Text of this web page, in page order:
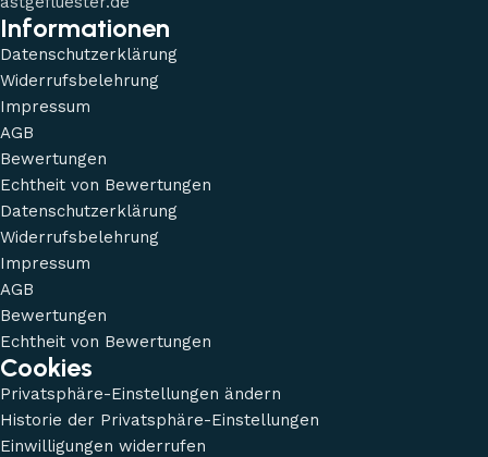
Informationen
Datenschutzerklärung
Widerrufsbelehrung
Impressum
AGB
Bewertungen
Echtheit von Bewertungen
Datenschutzerklärung
Widerrufsbelehrung
Impressum
AGB
Bewertungen
Echtheit von Bewertungen
Cookies
Privatsphäre-Einstellungen ändern
Historie der Privatsphäre-Einstellungen
Einwilligungen widerrufen